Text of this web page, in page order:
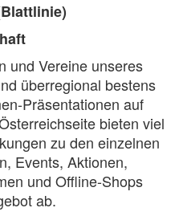
und Vereine unseres
überregional bestens
Präsentationen auf
bieten viel
zu den einzelnen
Events, Aktionen,
und Offline-Shops
ab.